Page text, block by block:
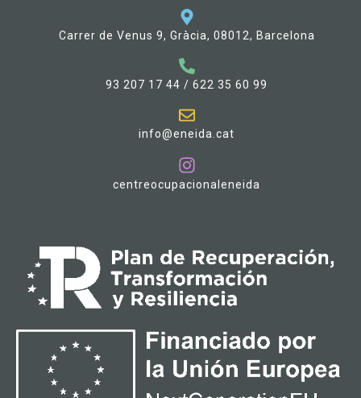
Carrer de Venus 9, Gràcia, 08012, Barcelona
93 207 17 44 / 622 35 60 99
info@eneida.cat
centreocupacionaleneida